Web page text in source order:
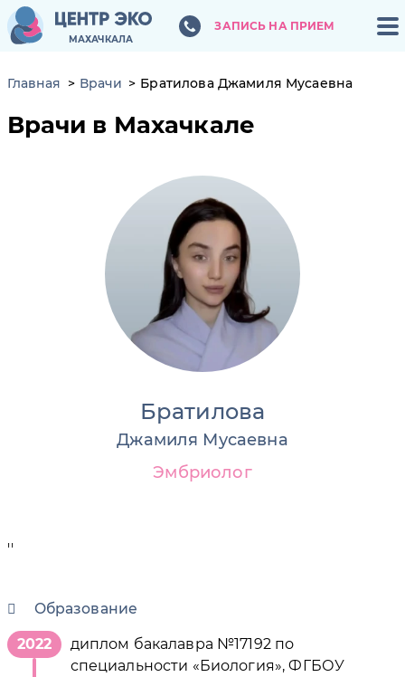
МАХАЧКАЛА
ЗАПИСЬ НА ПРИЕМ
МАХАЧКАЛА
ЗАПИСЬ НА ПРИЕМ
Главная Врачи Братилова Джамиля Мусаевна
Врачи в Махачкале
Братилова
Джамиля Мусаевна
Эмбриолог
''
Образование
2022
диплом бакалавра №17192 по
специальности «Биология», ФГБОУ